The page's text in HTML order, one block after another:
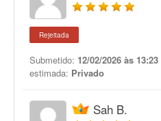
Rejeitada
Submetido: 12/02/2026 às 13:23
estimada: Privado
Sah B.